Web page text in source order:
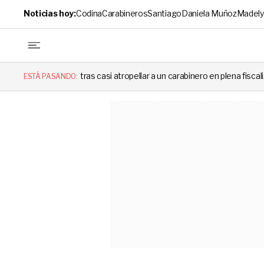
Noticias hoy:CodinaCarabinerosSantiagoDaniela Muñoz
ESTÁ PASANDO:
atropellar a un carabinero en plena fiscalización Cortes